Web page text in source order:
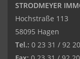
STRODMEYER
Hochstraße 113
58095 Hagen
Tel.: 0 23 31 / 92